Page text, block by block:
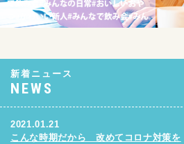
新着ニュース
NEWS
2021.01.21
こんな時期だから 改めてコロナ対策を